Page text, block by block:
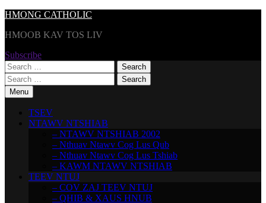
Skip
content
HMONG CATHOLIC
HMOOB KAV TOS LIV
Subscribe
Search
for:
Search
for:Menu
TSEV
NTAWV NTSHIAB
– NTAWV NTSHIAB 2002
– Nthuav Ntawv Cog Lus Qub
– Nthuav Ntawv Cog Lus Tshiab
– KAWM NTAWV NTSHIAB
TEEV NTUJ
– COV ZAJ TEEV NTUJ
– QHIB & XAUS HNUB